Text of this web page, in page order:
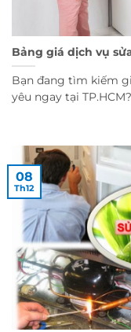
Bảng giá dịch vụ
Bạn đang tìm kiếm
yêu ngay tại TP.HCM?
08
Th12